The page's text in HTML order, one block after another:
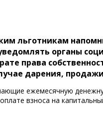
льготникам
органы
права
дарения,
ежемесячную
взноса на